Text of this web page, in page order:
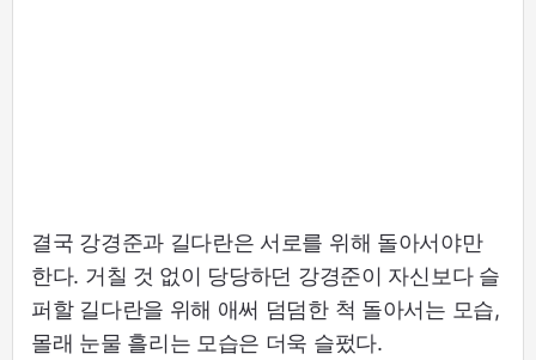
결국 강경준과 길다란은 서로를 위해 돌아서야만
한다. 거칠 것 없이 당당하던 강경준이 자신보다 슬
퍼할 길다란을 위해 애써 덤덤한 척 돌아서는 모습,
몰래 눈물 흘리는 모습은 더욱 슬펐다.